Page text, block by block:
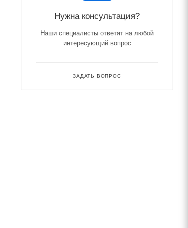
Нужна консультация?
Наши специалисты ответят на любой
интересующий вопрос
ЗАДАТЬ ВОПРОС